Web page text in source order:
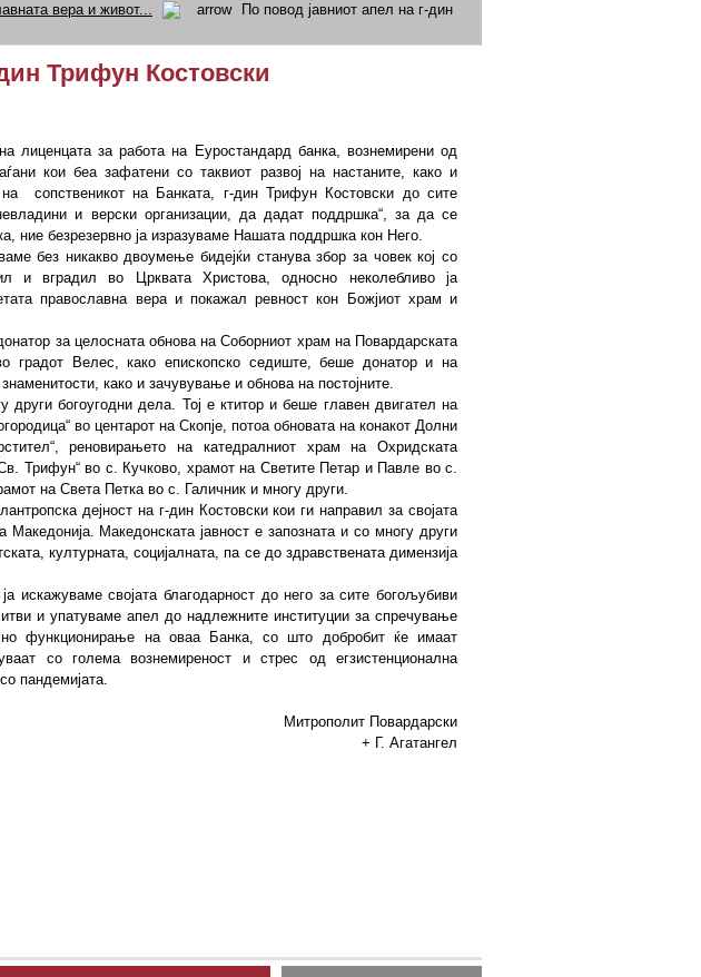
вера и живот...
По повод јавниот апел на г-дин
Трифун Костовски
лиценцата за работа на Еуростандард банка, вознемирени од
кои беа зафатени со таквиот развој на настаните, како и
на сопственикот на Банката, г-дин Трифун Костовски до сите
и верски организации, да дадат поддршка“, за да се
ние безрезервно ја изразуваме Нашата поддршка кон Него.
без никакво двоумење бидејќи станува збор за човек кој со
и вградил во Црквата Христова, односно неколебливо ја
православна вера и покажал ревност кон Божјиот храм и
за целосната обнова на Соборниот храм на Повардарската
градот Велес, како епископско седиште, беше донатор и на
како и зачувување и обнова на постојните.
богоугодни дела. Тој е ктитор и беше главен двигател на
во центарот на Скопје, потоа обновата на конакот Долни
реновирањето на катедралниот храм на Охридската
Трифун“ во с. Кучково, храмот на Светите Петар и Павле во с.
на Света Петка во с. Галичник и многу други.
дејност на г-дин Костовски кои ги направил за својата
Македонија. Македонската јавност е запозната и со многу други
културната, социјалната, па се до здравствената димензија
искажуваме својата благодарност до него за сите богољубиви
и упатуваме апел до надлежните институции за спречување
функционирање на оваа Банка, со што добробит ќе имаат
со голема вознемиреност и стрес од егзистенционална
пандемијата.
Митрополит Повардарски
+ Г. Агатангел